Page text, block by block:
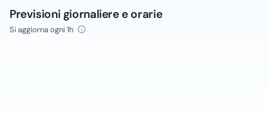
Previsioni giornaliere e orarie
Si aggiorna ogni 1h